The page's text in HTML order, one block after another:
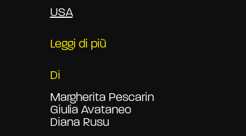
USA
Leggi di più
Di
Margherita Pescarin
Giulia Avataneo
Diana Rusu